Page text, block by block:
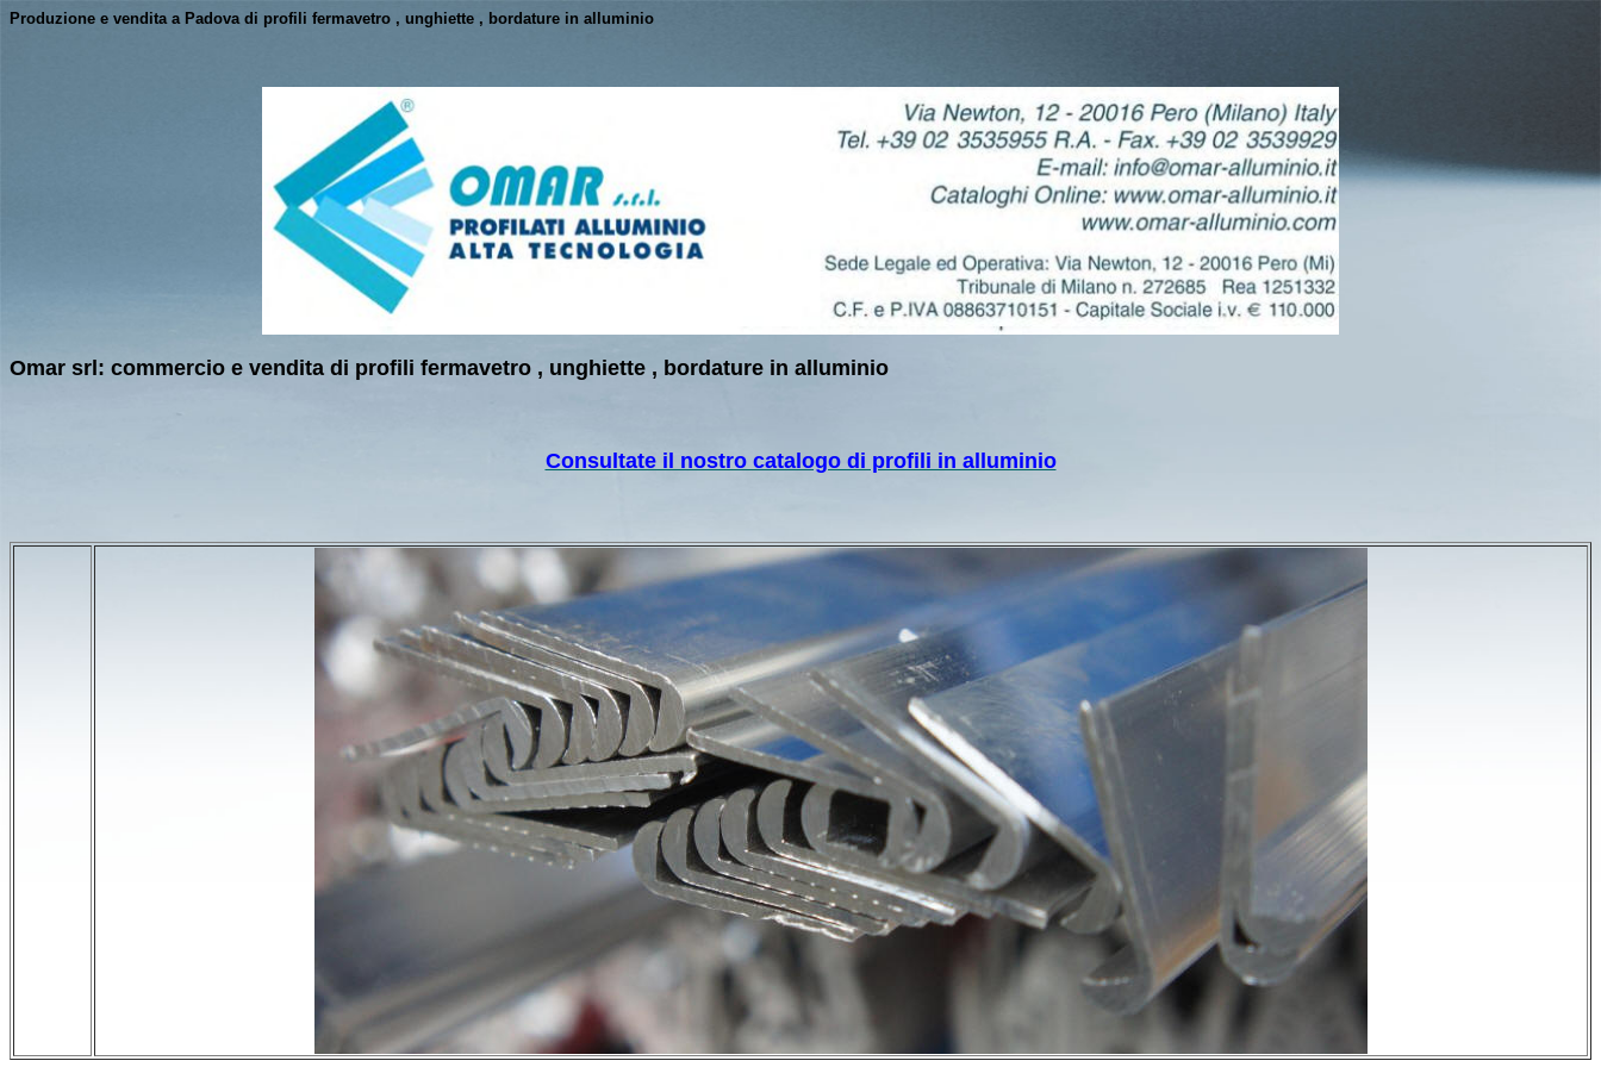
Produzione e vendita a Padova di profili fermavetro , unghiette , bordature in alluminio
Omar srl: commercio e vendita di profili fermavetro , unghiette , bordature in alluminio
Consultate il nostro catalogo di profili in alluminio